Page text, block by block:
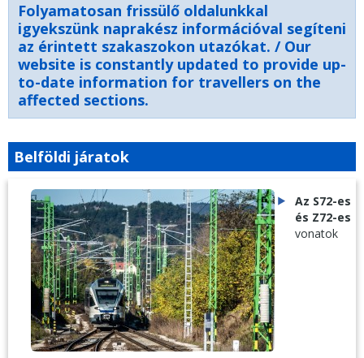
Folyamatosan frissülő oldalunkkal
igyekszünk naprakész információval segíteni
az érintett szakaszokon utazókat. / Our
website is constantly updated to provide up-
to-date information for travellers on the
affected sections.
Belföldi járatok
Az S72-es
és Z72-es
vonatok